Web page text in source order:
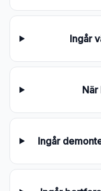
Ingår
När
Ingår